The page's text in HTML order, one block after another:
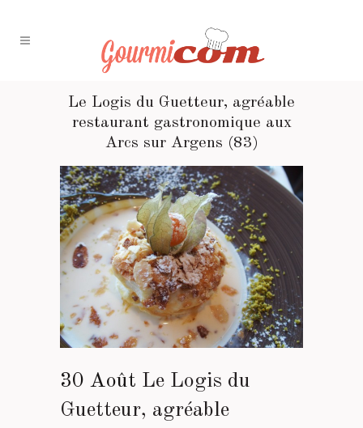
Le Logis du Guetteur, agréable
restaurant gastronomique aux
Arcs sur Argens (83)
30 Août Le Logis du
Guetteur, agréable